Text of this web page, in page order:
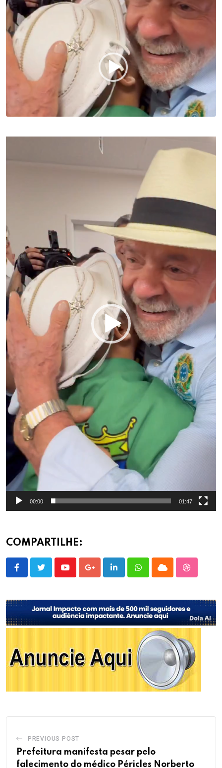
00:00 01:47
COMPARTILHE:
YoutubeGoogle+LinkedInWhatsappCloud
PREVIOUS POST
Prefeitura manifesta pesar pelo
falecimento do médico Péricles Norberto